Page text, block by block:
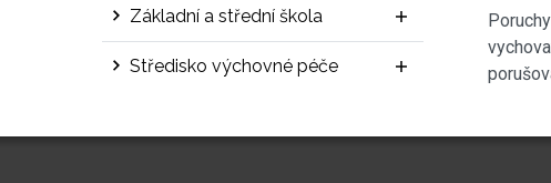
Základní a střední škola
Středisko výchovné péče